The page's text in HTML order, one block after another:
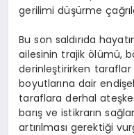
gerilimi düşürme
Bu son saldırıda
ailesinin trajik ölümü,
derinleştirirken taraflar
boyutlarına dair
taraflara derhal
barış ve istikrarın
artırılması gerektiği